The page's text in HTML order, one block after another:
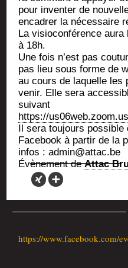
https://www.facebook.com/
pour inven­ter de
enca­drer la néces­saire
La visio­con­fé­rence
à 18h.
Une fois n’est pas
pas lieu sous forme de
au cours de laquelle
ve­nir. Elle sera
suivant
https://
Il sera tou­jours
Face­book à par­tir de la
infos : admin@attac.be
Évè­ne­ment deAttac